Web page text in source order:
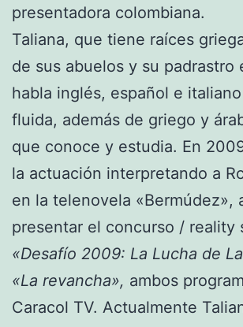
presentadora colombiana.
Taliana, que tiene raíces
de sus abuelos y su padrastro
habla inglés, español e
fluida, además de griego y
que conoce y estudia. En
la actuación interpretando a
en la telenovela «Bermúdez»,
presentar el concurso / reality
«Desafío 2009: La Lucha de
«La revancha», ambos
Caracol TV. Actualmente